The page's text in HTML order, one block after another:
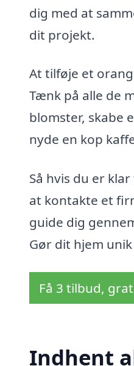
dig med at
dit projekt.
At tilføje et
Tænk på alle de
blomster, skabe
nyde en kop
Så hvis du er
at kontakte et
guide dig
Gør dit hjem
Få 3 tilbud,
Indhent